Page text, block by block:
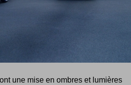
une mise en ombres et lumières